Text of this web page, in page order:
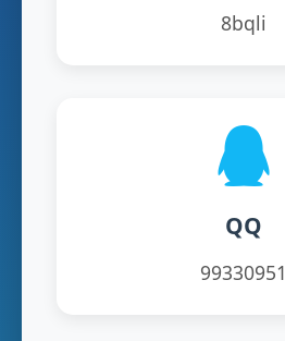
8bqli
QQ
99330951